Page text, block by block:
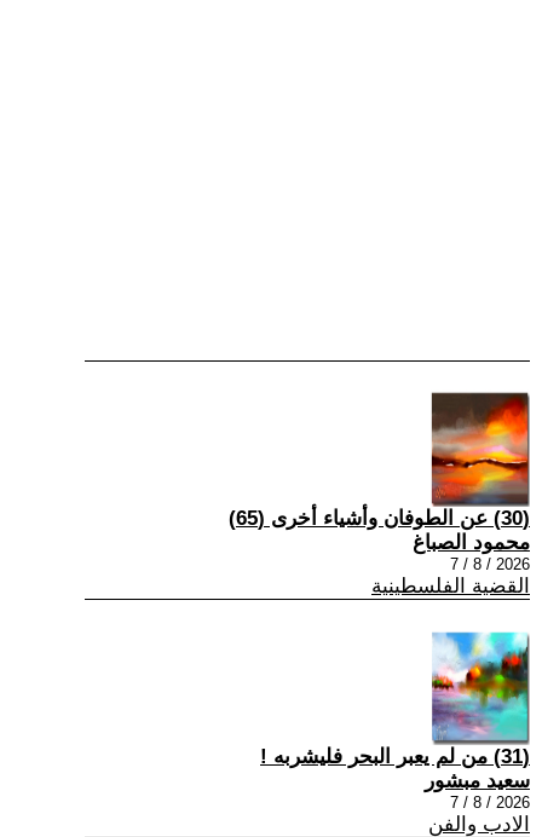
(30) عن الطوفان وأشياء أخرى (65)
محمود الصباغ
2026 / 8 / 7
القضية الفلسطينية
(31) من لم يعبر البحر فليشربه !
سعيد مبشور
2026 / 8 / 7
الادب والفن